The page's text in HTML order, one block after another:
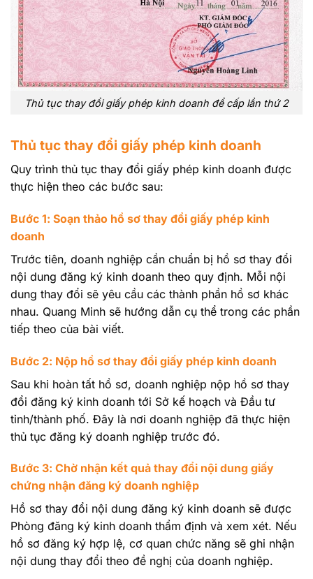
Thủ tục thay đổi giấy phép kinh doanh để cấp lần thứ 2
Thủ tục thay đổi giấy phép kinh doanh
Quy trình thủ tục thay đổi giấy phép kinh doanh được
thực hiện theo các bước sau:
Bước 1: Soạn thảo hồ sơ thay đổi giấy phép kinh
doanh
Trước tiên, doanh nghiệp cần chuẩn bị hồ sơ thay đổi
nội dung đăng ký kinh doanh theo quy định. Mỗi nội
dung thay đổi sẽ yêu cầu các thành phần hồ sơ khác
nhau. Quang Minh sẽ hướng dẫn cụ thể trong các phần
tiếp theo của bài viết.
Bước 2: Nộp hồ sơ thay đổi giấy phép kinh doanh
Sau khi hoàn tất hồ sơ, doanh nghiệp nộp hồ sơ thay
đổi đăng ký kinh doanh tới Sở kế hoạch và Đầu tư
tỉnh/thành phố. Đây là nơi doanh nghiệp đã thực hiện
thủ tục đăng ký doanh nghiệp trước đó.
Bước 3: Chờ nhận kết quả thay đổi nội dung giấy
chứng nhận đăng ký doanh nghiệp
Hồ sơ thay đổi nội dung đăng ký kinh doanh sẽ được
Phòng đăng ký kinh doanh thẩm định và xem xét. Nếu
hồ sơ đăng ký hợp lệ, cơ quan chức năng sẽ ghi nhận
nội dung thay đổi theo đề nghị của doanh nghiệp.